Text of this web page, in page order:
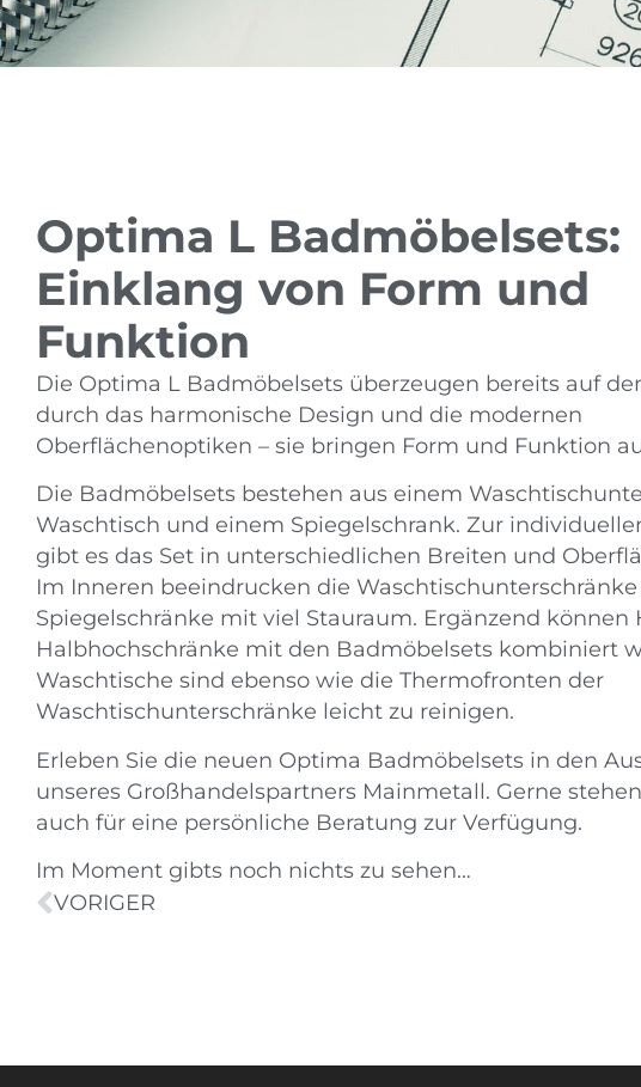
Optima L Badmöbelsets:
Einklang von Form und
Funktion
Die Optima L Badmöbelsets überzeugen bereits auf
durch das harmonische Design und die modernen
Oberflächenoptiken – sie bringen Form und Funktion
Die Badmöbelsets bestehen aus einem
Waschtisch und einem Spiegelschrank. Zur
gibt es das Set in unterschiedlichen Breiten und
Im Inneren beeindrucken die
Spiegelschränke mit viel Stauraum. Ergänzend können
Halbhochschränke mit den Badmöbelsets kombiniert
Waschtische sind ebenso wie die Thermofronten der
Waschtischunterschränke leicht zu reinigen.
Erleben Sie die neuen Optima Badmöbelsets in den
unseres Großhandelspartners Mainmetall. Gerne
auch für eine persönliche Beratung zur Verfügung.
Im Moment gibts noch nichts zu sehen…
VORIGER